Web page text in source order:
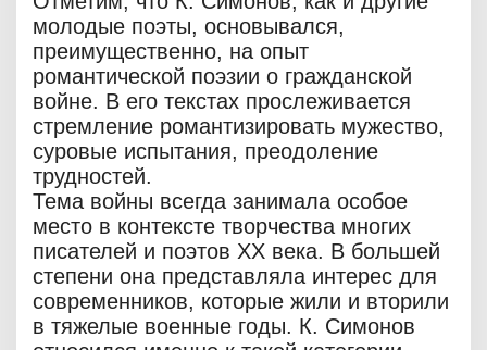
молодые поэты, основывался,
преимущественно, на опыт
романтической поэзии о гражданской
войне. В его текстах прослеживается
стремление романтизировать мужество,
суровые испытания, преодоление
трудностей.
Тема войны всегда занимала особое
место в контексте творчества многих
писателей и поэтов ХХ века. В большей
степени она представляла интерес для
современников, которые жили и вторили
в тяжелые военные годы. К. Симонов